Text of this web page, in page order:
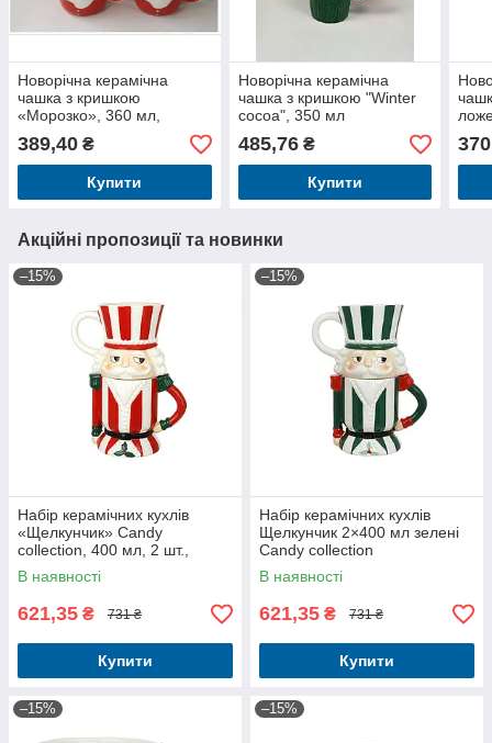
Новорічна керамічна
чашка з кришкою
«Морозко», 360 мл,
дизайн в асортименті
389,40 ₴
Купити
Новорічна керамічна
чашка з кришкою "Winter
cocoa", 350 мл
(Рандомний вибір
дизайну)
485,76₴
Купити
Акційні пропозиції та новинки
–15%
Набір керамічних кухлів
«Щелкунчик» Candy
collection, 400 мл, 2 шт.,
червоний
В наявності
621,35 ₴ 731 ₴
Купити
–15%
Набір керамічних кухлів
Щелкунчик 2×400 мл зелені
Candy collection
В наявності
621,35 ₴ 731 ₴
Купити
–15% –15%